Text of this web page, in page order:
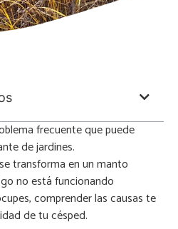
frecuente que puede
de jardines.
transforma en un manto
no está funcionando
comprender las causas te
de tu césped.